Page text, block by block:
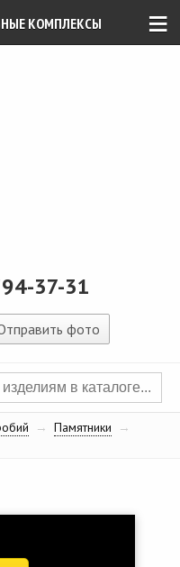
≡
КОМПЛЕКСЫ
37-31
фото
→ Памятники
→